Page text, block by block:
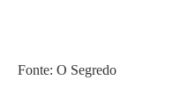
Fonte: O Segredo